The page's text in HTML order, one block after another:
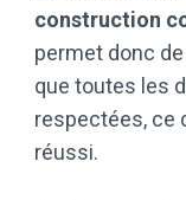
construction
permet donc
que toutes les
respectées, ce
réussi.